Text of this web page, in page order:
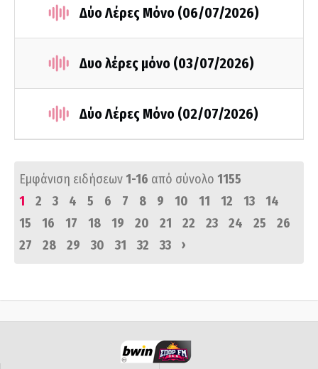
Δύο Λέρες Μόνο (06/07/2026)
Δυο λέρες μόνο (03/07/2026)
Δύο Λέρες Μόνο (02/07/2026)
Εμφάνιση ειδήσεων1-16 από σύνολο 1155
1
2 3 4 5 6 7 8 9 10 11 12 13
14
15
16 17 18 19 20 21 22 23 24 25
26
27
28 29 30 31 32 33 ›